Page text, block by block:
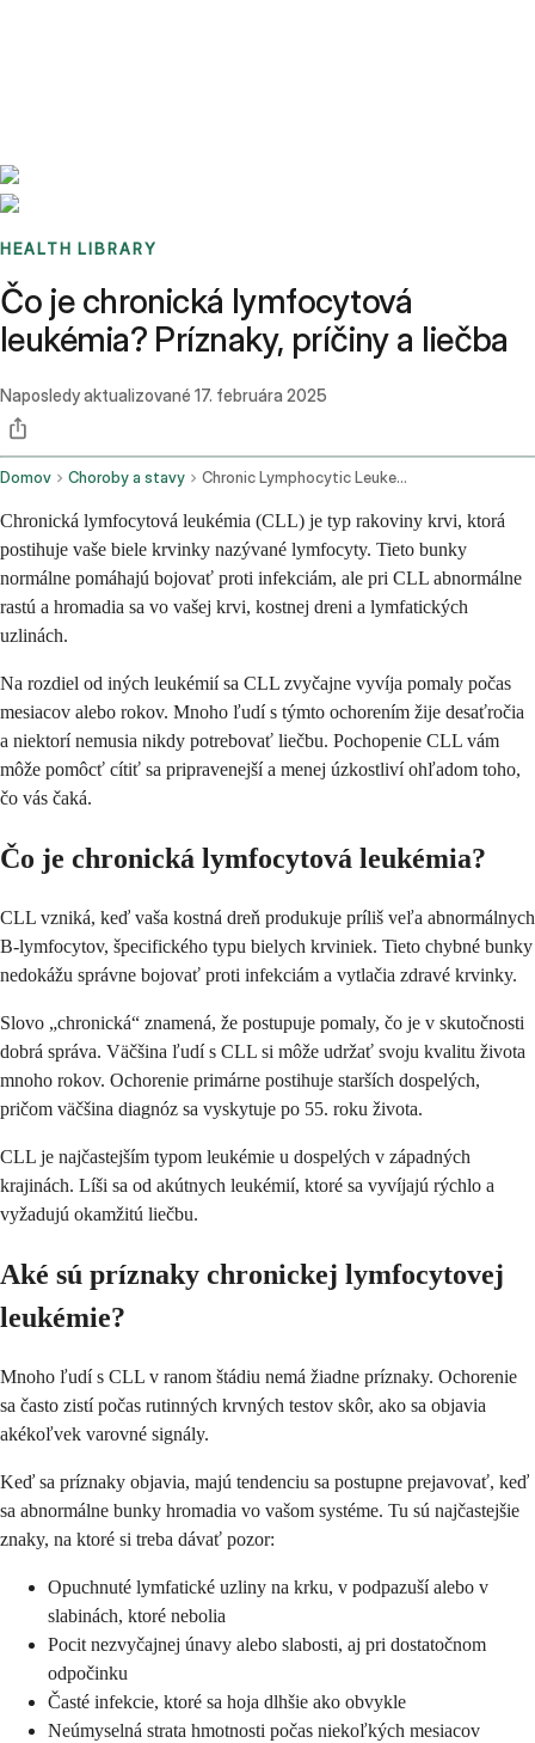
HEALTH LIBRARY
Čo je chronická lymfocytová
leukémia? Príznaky, príčiny a liečba
Naposledy aktualizované 17. februára 2025
Domov Choroby a stavy Chronic Lymphocytic Leukemia
Chronická lymfocytová leukémia (CLL) je typ rakoviny krvi, ktorá
postihuje vaše biele krvinky nazývané lymfocyty. Tieto bunky
normálne pomáhajú bojovať proti infekciám, ale pri CLL abnormálne
rastú a hromadia sa vo vašej krvi, kostnej dreni a lymfatických
uzlinách.
Na rozdiel od iných leukémií sa CLL zvyčajne vyvíja pomaly počas
mesiacov alebo rokov. Mnoho ľudí s týmto ochorením žije desaťročia
a niektorí nemusia nikdy potrebovať liečbu. Pochopenie CLL vám
môže pomôcť cítiť sa pripravenejší a menej úzkostliví ohľadom toho,
čo vás čaká.
Čo je chronická lymfocytová leukémia?
CLL vzniká, keď vaša kostná dreň produkuje príliš veľa abnormálnych
B-lymfocytov, špecifického typu bielych krviniek. Tieto chybné bunky
nedokážu správne bojovať proti infekciám a vytlačia zdravé krvinky.
Slovo „chronická“ znamená, že postupuje pomaly, čo je v skutočnosti
dobrá správa. Väčšina ľudí s CLL si môže udržať svoju kvalitu života
mnoho rokov. Ochorenie primárne postihuje starších dospelých,
pričom väčšina diagnóz sa vyskytuje po 55. roku života.
CLL je najčastejším typom leukémie u dospelých v západných
krajinách. Líši sa od akútnych leukémií, ktoré sa vyvíjajú rýchlo a
vyžadujú okamžitú liečbu.
Aké sú príznaky chronickej lymfocytovej
leukémie?
Mnoho ľudí s CLL v ranom štádiu nemá žiadne príznaky. Ochorenie
sa často zistí počas rutinných krvných testov skôr, ako sa objavia
akékoľvek varovné signály.
Keď sa príznaky objavia, majú tendenciu sa postupne prejavovať, keď
sa abnormálne bunky hromadia vo vašom systéme. Tu sú najčastejšie
znaky, na ktoré si treba dávať pozor:
Opuchnuté lymfatické uzliny na krku, v podpazuší alebo v
slabinách, ktoré nebolia
Pocit nezvyčajnej únavy alebo slabosti, aj pri dostatočnom
odpočinku
Časté infekcie, ktoré sa hoja dlhšie ako obvykle
Neúmyselná strata hmotnosti počas niekoľkých mesiacov